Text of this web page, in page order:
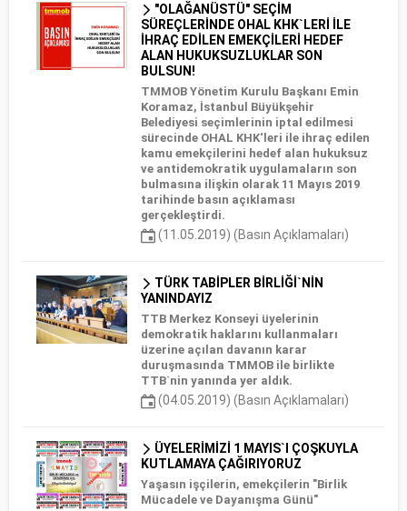
"OLAĞANÜSTÜ" SEÇİM
SÜREÇLERİNDE OHAL KHK`LERİ İLE
İHRAÇ EDİLEN EMEKÇİLERİ HEDEF
ALAN HUKUKSUZLUKLAR SON
BULSUN!
TMMOB Yönetim Kurulu Başkanı Emin
Koramaz, İstanbul Büyükşehir
Belediyesi seçimlerinin iptal edilmesi
sürecinde OHAL KHK‘leri ile ihraç edilen
kamu emekçilerini hedef alan hukuksuz
ve antidemokratik uygulamaların son
bulmasına ilişkin olarak 11 Mayıs 2019
tarihinde basın açıklaması
gerçekleştirdi.
(11.05.2019) (Basın Açıklamaları)
TÜRK TABİPLER BİRLİĞİ`NİN
YANINDAYIZ
TTB Merkez Konseyi üyelerinin
demokratik haklarını kullanmaları
üzerine açılan davanın karar
duruşmasında TMMOB ile birlikte
TTB`nin yanında yer aldık.
(04.05.2019) (Basın Açıklamaları)
ÜYELERİMİZİ 1 MAYIS`I ÇOŞKUYLA
KUTLAMAYA ÇAĞIRIYORUZ
Yaşasın işçilerin, emekçilerin "Birlik
Mücadele ve Dayanışma Günü"